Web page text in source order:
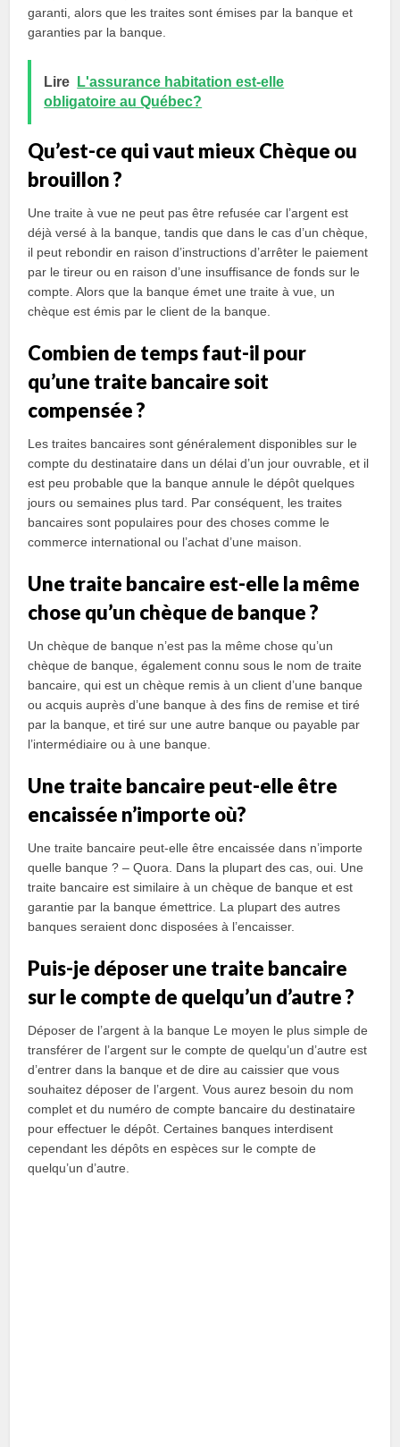
garanti, alors que les traites sont émises par la banque et
garanties par la banque.
Lire
L'assurance habitation est-elle
obligatoire au Québec?
Qu’est-ce qui vaut mieux Chèque ou
brouillon ?
Une traite à vue ne peut pas être refusée car l’argent est
déjà versé à la banque, tandis que dans le cas d’un chèque,
il peut rebondir en raison d’instructions d’arrêter le paiement
par le tireur ou en raison d’une insuffisance de fonds sur le
compte. Alors que la banque émet une traite à vue, un
chèque est émis par le client de la banque.
Combien de temps faut-il pour
qu’une traite bancaire soit
compensée ?
Les traites bancaires sont généralement disponibles sur le
compte du destinataire dans un délai d’un jour ouvrable, et il
est peu probable que la banque annule le dépôt quelques
jours ou semaines plus tard. Par conséquent, les traites
bancaires sont populaires pour des choses comme le
commerce international ou l’achat d’une maison.
Une traite bancaire est-elle la même
chose qu’un chèque de banque ?
Un chèque de banque n’est pas la même chose qu’un
chèque de banque, également connu sous le nom de traite
bancaire, qui est un chèque remis à un client d’une banque
ou acquis auprès d’une banque à des fins de remise et tiré
par la banque, et tiré sur une autre banque ou payable par
l’intermédiaire ou à une banque.
Une traite bancaire peut-elle être
encaissée n’importe où?
Une traite bancaire peut-elle être encaissée dans n’importe
quelle banque ? – Quora. Dans la plupart des cas, oui. Une
traite bancaire est similaire à un chèque de banque et est
garantie par la banque émettrice. La plupart des autres
banques seraient donc disposées à l’encaisser.
Puis-je déposer une traite bancaire
sur le compte de quelqu’un d’autre ?
Déposer de l’argent à la banque Le moyen le plus simple de
transférer de l’argent sur le compte de quelqu’un d’autre est
d’entrer dans la banque et de dire au caissier que vous
souhaitez déposer de l’argent. Vous aurez besoin du nom
complet et du numéro de compte bancaire du destinataire
pour effectuer le dépôt. Certaines banques interdisent
cependant les dépôts en espèces sur le compte de
quelqu’un d’autre.